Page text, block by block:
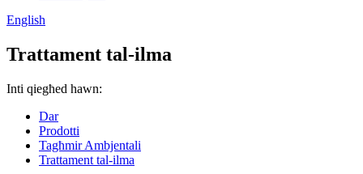
English
Trattament tal-ilma
Inti qiegħed hawn:
Dar
Prodotti
Tagħmir Ambjentali
Trattament tal-ilma